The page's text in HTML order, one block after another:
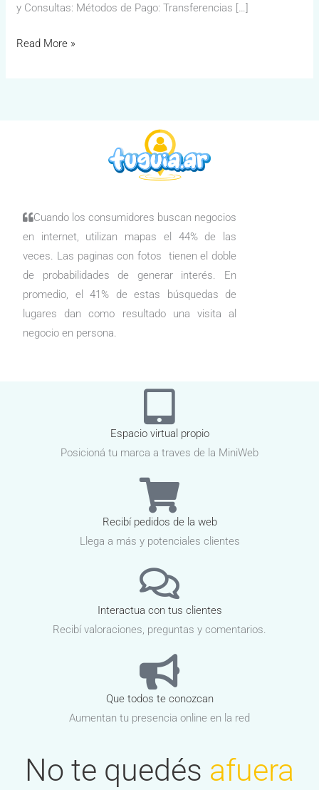
y Consultas: Métodos de Pago: Transferencias […]
Read More »
Cuando los consumidores buscan negocios
en internet, utilizan mapas el 44% de las
veces. Las paginas con fotos tienen el doble
de probabilidades de generar interés. En
promedio, el 41% de estas búsquedas de
lugares dan como resultado una visita al
negocio en persona.
Espacio virtual propio
Posicioná tu marca a traves de la MiniWeb
Recibí pedidos de la web
Llega a más y potenciales clientes
Interactua con tus clientes
Recibí valoraciones, preguntas y comentarios.
Que todos te conozcan
Aumentan tu presencia online en la red
No te quedés afuera